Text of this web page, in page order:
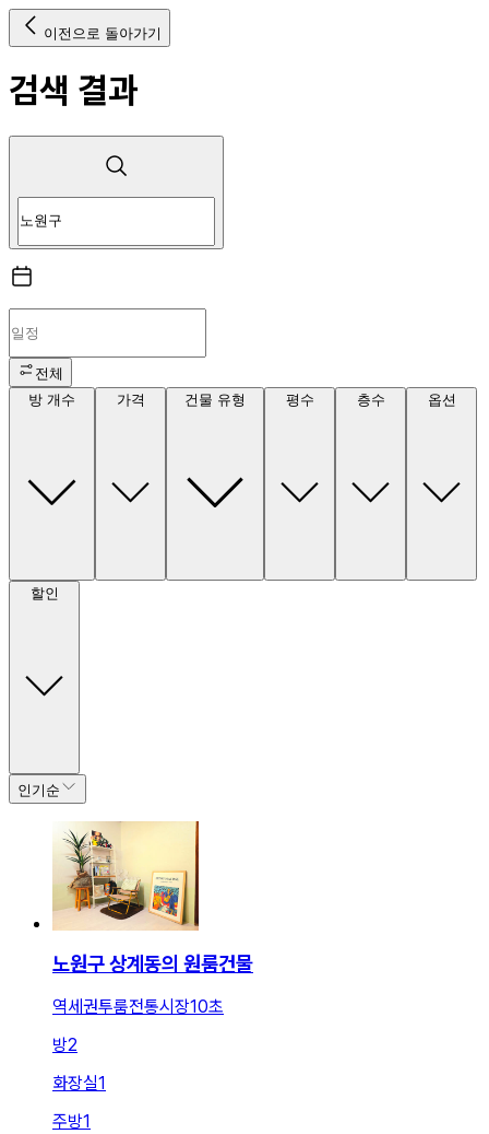
이전으로 돌아가기
검색 결과
전체
방 개수
가격 건물 유형 평수 층수 옵션
할인
인기순
노원구 상계동의 원룸건물
역세권투룸전통시장10초
방2
화장실1
주방1